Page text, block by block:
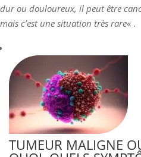
dur ou douloureux, il peut être
mais c’est une situation très rare« .
TUMEUR MALIGNE